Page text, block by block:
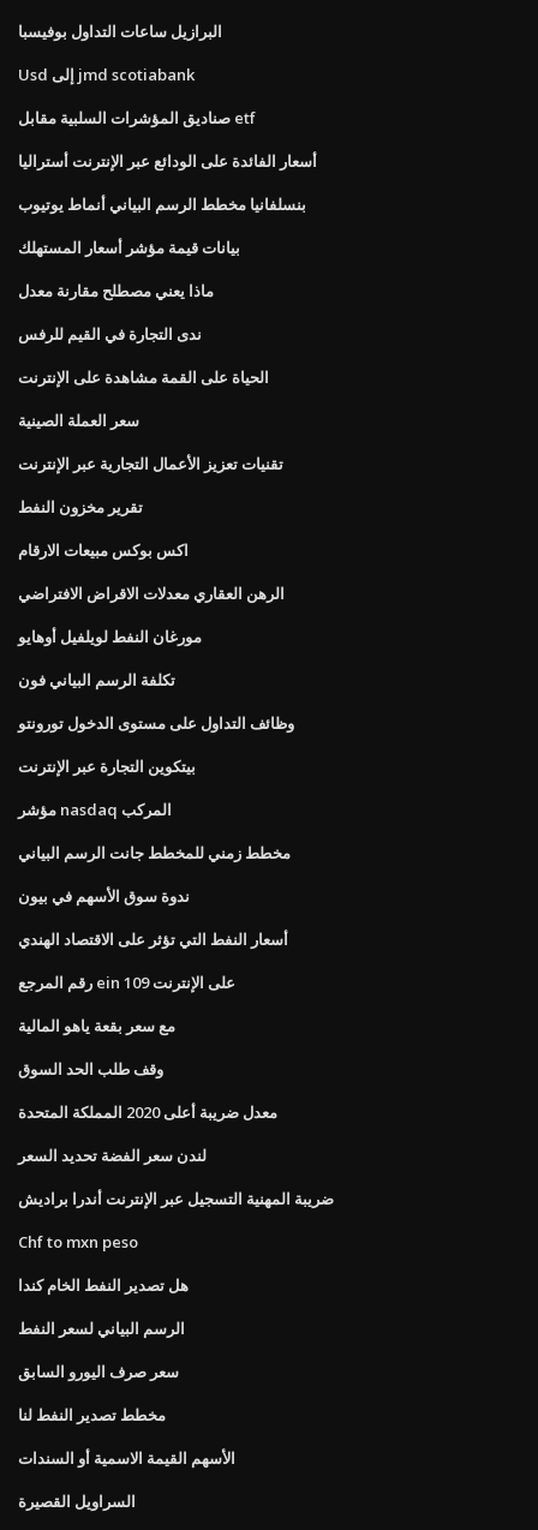
البرازيل ساعات التداول بوفيسبا
Usd إلى jmd scotiabank
صناديق المؤشرات السلبية مقابل etf
أسعار الفائدة على الودائع عبر الإنترنت أستراليا
بنسلفانيا مخطط الرسم البياني أنماط يوتيوب
بيانات قيمة مؤشر أسعار المستهلك
ماذا يعني مصطلح مقارنة معدل
ندى التجارة في القيم للرفس
الحياة على القمة مشاهدة على الإنترنت
سعر العملة الصينية
تقنيات تعزيز الأعمال التجارية عبر الإنترنت
تقرير مخزون النفط
اكس بوكس ​​مبيعات الارقام
الرهن العقاري معدلات الاقراض الافتراضي
مورغان النفط لويلفيل أوهايو
تكلفة الرسم البياني فون
وظائف التداول على مستوى الدخول تورونتو
بيتكوين التجارة عبر الإنترنت
مؤشر nasdaq المركب
مخطط زمني للمخطط جانت الرسم البياني
ندوة سوق الأسهم في بيون
أسعار النفط التي تؤثر على الاقتصاد الهندي
رقم المرجع ein على الإنترنت 109
مع سعر بقعة ياهو المالية
وقف طلب الحد السوق
معدل ضريبة أعلى 2020 المملكة المتحدة
لندن سعر الفضة تحديد السعر
ضريبة المهنية التسجيل عبر الإنترنت أندرا براديش
Chf to mxn peso
هل تصدير النفط الخام كندا
الرسم البياني لسعر النفط
سعر صرف اليورو السابق
مخطط تصدير النفط لنا
الأسهم القيمة الاسمية أو السندات
السراويل القصيرة